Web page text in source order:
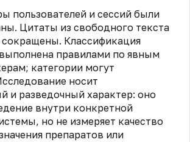
пользователей и сессий были
Цитаты из свободного текста
Классификация
правилами по явным
категории могут
носит
и разведочный характер: оно
внутри конкретной
но не измеряет качество
препаратов или